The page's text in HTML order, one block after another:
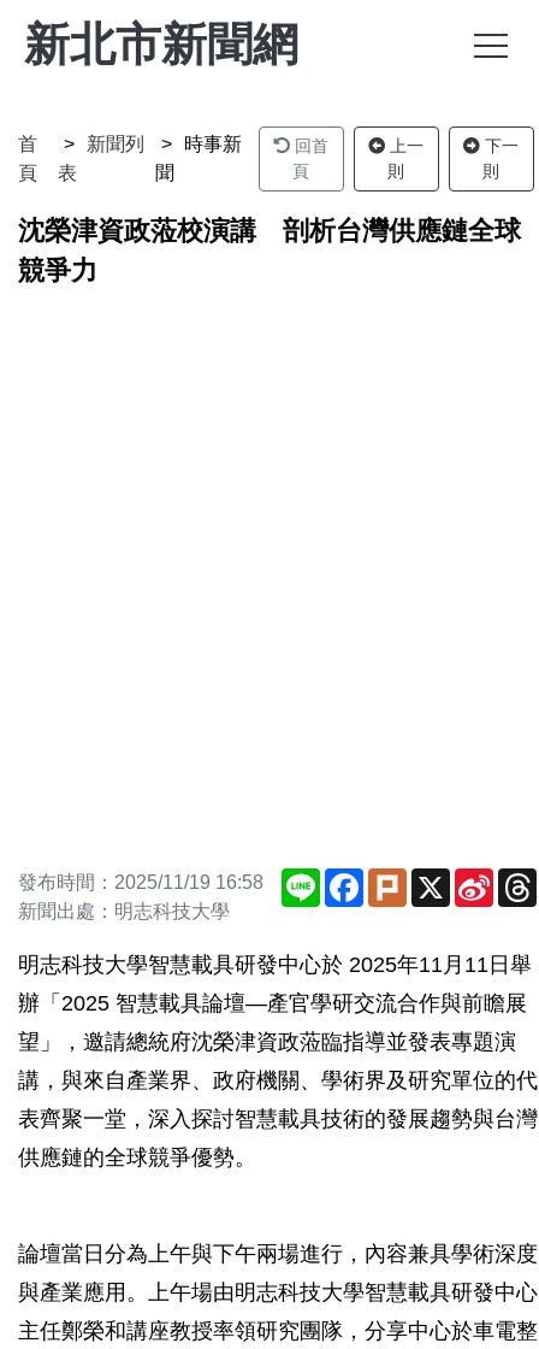
新北市新聞網
首
頁
新聞列
表
時事新
聞
回首
頁
上一
則
下一
則
沈榮津資政蒞校演講 剖析台灣供應鏈全球
競爭力
發布時間：2025/11/19 16:58
新聞出處：明志科技大學
Line Facebook
Plurk X
Sina
明志科技大學智慧載具研發中心於 2025年11月11日舉
辦「2025 智慧載具論壇—產官學研交流合作與前瞻展
望」，邀請總統府沈榮津資政蒞臨指導並發表專題演
講，與來自產業界、政府機關、學術界及研究單位的代
表齊聚一堂，深入探討智慧載具技術的發展趨勢與台灣
供應鏈的全球競爭優勢。
論壇當日分為上午與下午兩場進行，內容兼具學術深度
與產業應用。上午場由明志科技大學智慧載具研發中心
主任鄭榮和講座教授率領研究團隊，分享中心於車電整